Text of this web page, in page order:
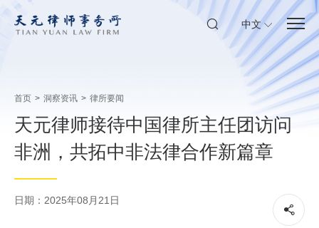
中文
首页 > 洞察资讯 > 律所要闻
天元律师接待中国律所主任团访问
非洲，共拓中非法律合作新篇章
日期：2025年08月21日